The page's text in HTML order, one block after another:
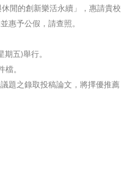
閒的創新樂活永續」，惠請貴校
惠予公假，請查照。
期五)舉行。
檔。
題之錄取投稿論文，將擇優推薦